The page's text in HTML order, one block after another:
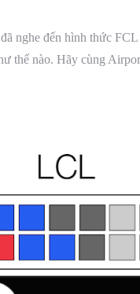
đã nghe đến hình thức
thế nào. Hãy cùng